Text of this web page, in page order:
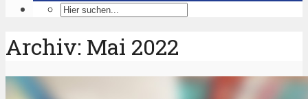
Archiv: Mai 2022